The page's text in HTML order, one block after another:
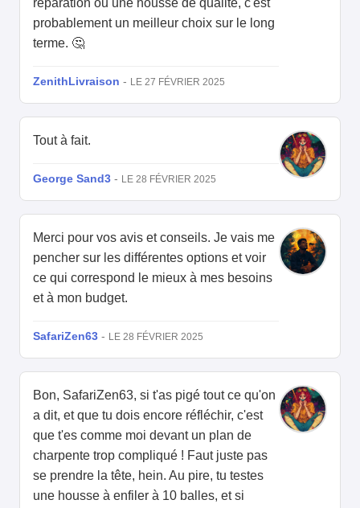
réparation ou une housse de qualité, c'est
probablement un meilleur choix sur le long
terme. 🤔
ZenithLivraison - LE 27 FÉVRIER 2025
Tout à fait.
George Sand3 - LE 28 FÉVRIER 2025
Merci pour vos avis et conseils. Je vais me
pencher sur les différentes options et voir
ce qui correspond le mieux à mes besoins
et à mon budget.
SafariZen63 - LE 28 FÉVRIER 2025
Bon, SafariZen63, si t'as pigé tout ce qu'on
a dit, et que tu dois encore réfléchir, c'est
que t'es comme moi devant un plan de
charpente trop compliqué ! Faut juste pas
se prendre la tête, hein. Au pire, tu testes
une housse à enfiler à 10 balles, et si